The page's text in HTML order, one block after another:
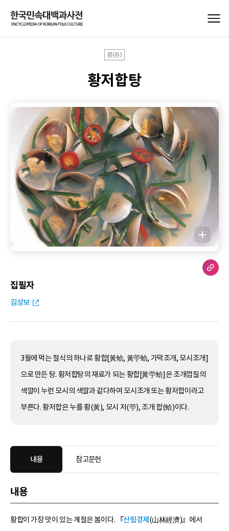
봄(春)
황저합탕
집필자
김상보
3월에 먹는 절식의 하나로 황합[黃蛤, 黃苧蛤, 가막조개, 모시조개]
으로 만든 탕. 황저합탕의 재료가 되는 황합[黃苧蛤]은 조개껍질의
색깔이 누런 모시의 색깔과 같다하여 모시조개 또는 황저합이라고
부른다. 황저합은 누를 황(黃), 모시 저(苧), 조개 합(蛤)이다.
내용 참고문헌
내용
황합이 가장 맛이 있는 계절은 봄이다. 『산림경제 (山林經濟)』에서